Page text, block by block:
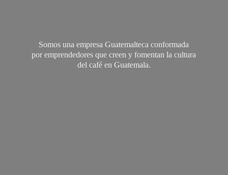
Somos una empresa Guatemalteca conformada
por emprendedores que creen y fomentan la cultura
del café en Guatemala.